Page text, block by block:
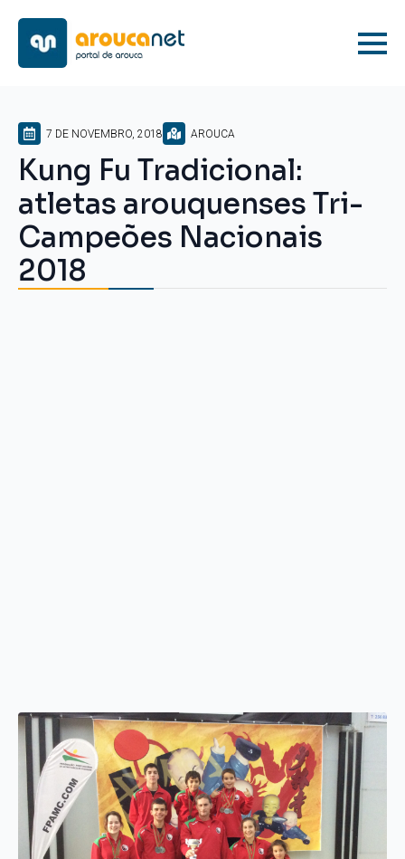
7 DE NOVEMBRO, 2018 AROUCA
Kung Fu Tradicional:
atletas arouquenses Tri-
Campeões Nacionais
2018